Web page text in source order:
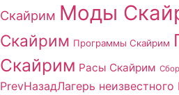
Скайрим Моды
Скайрим Программы Скайрим
Скайрим Расы Скайрим
PrevНазадЛагерь неизвестного